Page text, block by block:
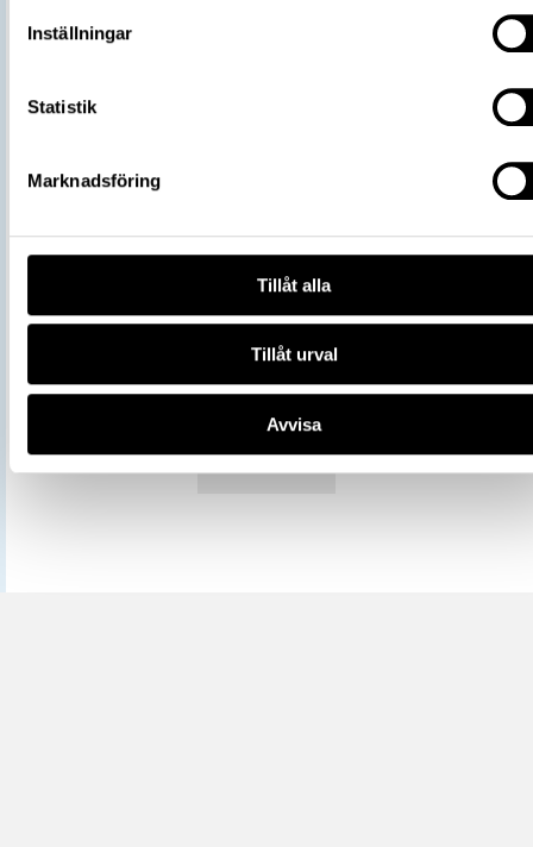
Inställningar
Statistik
Marknadsföring
Tillåt alla
Tillåt urval
Avvisa
kommun, Landskap: Gotland, Land:
Arkeologisk kontext
Del av
URI
https://samlingar.shm.se/object/
Kopiera URI
All textinformation (metadata) på denna sida är fri att använda
Mer information om licenser hos Statens historiska museer.